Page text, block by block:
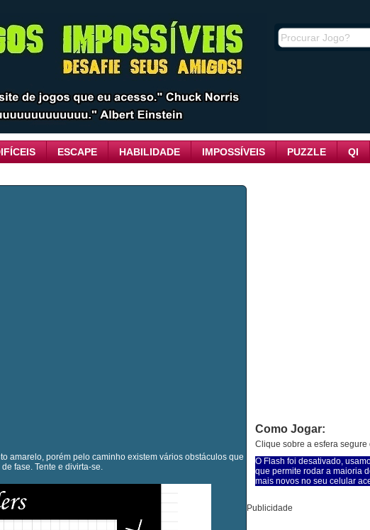
ESCAPE HABILIDADE IMPOSSÍVEIS PUZZLE QI
amarelo, porém pelo caminho existem vários obstáculos que
fase. Tente e divirta-se.
Como Jogar:
Clique sobre a esfera segure
O Flash foi desativado,
que permite rodar a maioria
mais novos no seu celular
Publicidade